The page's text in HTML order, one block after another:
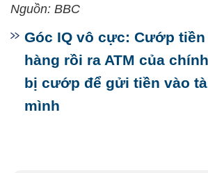
Nguồn: BBC
Góc IQ vô cực: Cướp tiền
hàng rồi ra ATM của
bị cướp để gửi tiền vào
mình